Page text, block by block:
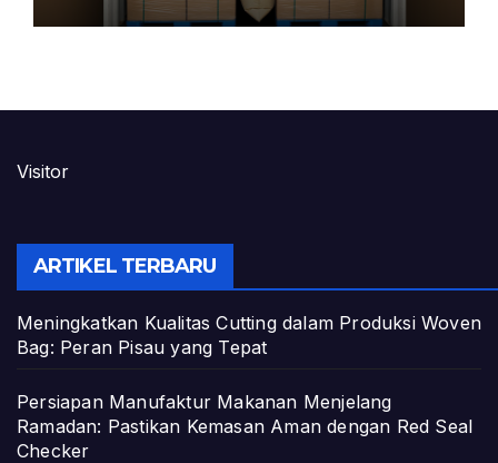
Visitor
ARTIKEL TERBARU
Meningkatkan Kualitas Cutting dalam Produksi Woven
Bag: Peran Pisau yang Tepat
Persiapan Manufaktur Makanan Menjelang
Ramadan: Pastikan Kemasan Aman dengan Red Seal
Checker